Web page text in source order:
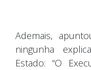
Ademais,
ningunha
Estado: “O